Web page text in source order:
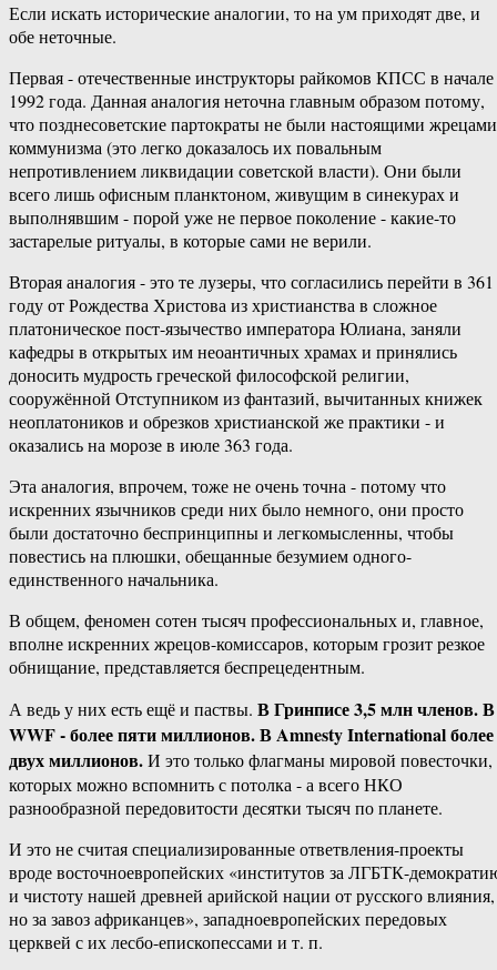
Если‏ ‎искать‏ ‎исторические‏ ‎аналогии, ‎то ‎на ‎ум ‎приходят‏ ‎две, ‎и
‎обе‏ ‎неточные.
Первая‏ ‎- ‎отечественные‏ ‎инструкторы ‎райкомов ‎КПСС ‎в‏ ‎начале
‎1992 ‎года.‏ ‎Данная‏ ‎аналогия ‎неточна‏ ‎главным ‎образом‏ ‎потому,
‎что ‎позднесоветские ‎партократы ‎не‏ ‎были‏ ‎настоящими‏ ‎жрецами
‎коммунизма‏ ‎(это ‎легко‏ ‎доказалось ‎их‏ ‎повальным‏
‎непротивлением ‎ликвидации‏ ‎советской ‎власти). ‎Они ‎были
‎всего‏ ‎лишь ‎офисным‏ ‎планктоном,‏ ‎живущим‏ ‎в ‎синекурах ‎и
‎выполнявшим‏ ‎- ‎порой‏ ‎уже ‎не‏ ‎первое‏ ‎поколение‏ ‎- ‎какие-то
‎застарелые ‎ритуалы, ‎в ‎которые ‎сами ‎не ‎верили.
Вторая‏ ‎аналогия‏ ‎- ‎это ‎те ‎лузеры,‏ ‎что ‎согласились‏ ‎перейти ‎в‏ ‎361‏
‎году‏ ‎от ‎Рождества‏ ‎Христова ‎из ‎христианства ‎в‏ ‎сложное
‎платоническое‏ ‎пост-язычество‏ ‎императора‏ ‎Юлиана, ‎заняли
‎кафедры ‎в ‎открытых‏ ‎им ‎неоантичных ‎храмах‏ ‎и‏ ‎принялись
‎доносить‏ ‎мудрость ‎греческой ‎философской ‎религии,‏
‎сооружённой ‎Отступником ‎из‏ ‎фантазий,‏ ‎вычитанных ‎книжек‏
‎неоплатоников ‎и‏ ‎обрезков ‎христианской ‎же ‎практики ‎-‏ ‎и‏
‎оказались‏ ‎на ‎морозе‏ ‎в ‎июле‏ ‎363 ‎года.
Эта‏ ‎аналогия,‏ ‎впрочем, ‎тоже‏ ‎не ‎очень ‎точна ‎- ‎потому‏ ‎что
‎искренних‏ ‎язычников‏ ‎среди‏ ‎них ‎было ‎немного, ‎они‏ ‎просто
‎были‏ ‎достаточно ‎беспринципны‏ ‎и‏ ‎легкомысленны,‏ ‎чтобы
‎повестись ‎на ‎плюшки, ‎обещанные ‎безумием ‎одного-
единственного ‎начальника.
В ‎общем,‏ ‎феномен‏ ‎сотен ‎тысяч ‎профессиональных ‎и,‏ ‎главное,
‎вполне‏ ‎искренних ‎жрецов-комиссаров,‏ ‎которым‏ ‎грозит‏ ‎резкое
‎обнищание,‏ ‎представляется ‎беспрецедентным.
А ‎ведь ‎у‏ ‎них ‎есть‏ ‎ещё‏ ‎и‏ ‎паствы. ‎ В ‎Гринписе 3,5 млн членов. ‎В‏
‎WWF ‎- ‎более пяти миллионов.‏ ‎В ‎Amnesty‏ ‎International ‎более
двух миллионов.‎И‏ ‎это ‎только ‎флагманы‏ ‎мировой‏ ‎повесточки,
‎которых‏ ‎можно ‎вспомнить‏ ‎с ‎потолка ‎- ‎а ‎всего‏ ‎НКО‏
‎разнообразной‏ ‎передовитости ‎десятки‏ ‎тысяч ‎по‏ ‎планете.
И ‎это‏ ‎не‏ ‎считая ‎специализированные‏ ‎ответвления-проекты
‎вроде ‎восточноевропейских ‎«институтов ‎за‏ ‎ЛГБТК-демократию
‎и‏ ‎чистоту‏ ‎нашей‏ ‎древней ‎арийской ‎нации ‎от‏ ‎русского ‎влияния,‏
‎но ‎за‏ ‎завоз‏ ‎африканцев»,‏ ‎западноевропейских ‎передовых
‎церквей ‎с ‎их ‎лесбо-епископессами ‎и ‎т. ‎п.